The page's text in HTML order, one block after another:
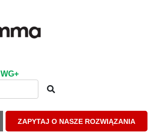
WG+
ZAPYTAJ O NASZE ROZWIĄZANIA